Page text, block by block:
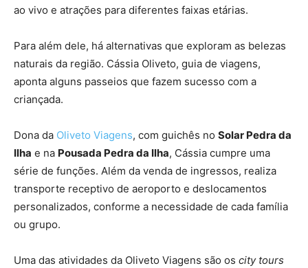
ao vivo e atrações para diferentes faixas etárias.
Para além dele, há alternativas que exploram as belezas
naturais da região. Cássia Oliveto, guia de viagens,
aponta alguns passeios que fazem sucesso com a
criançada.
Dona da Oliveto Viagens, com guichês no Solar Pedra da
Ilha e na Pousada Pedra da Ilha, Cássia cumpre uma
série de funções. Além da venda de ingressos, realiza
transporte receptivo de aeroporto e deslocamentos
personalizados, conforme a necessidade de cada família
ou grupo.
Uma das atividades da Oliveto Viagens são os city tours